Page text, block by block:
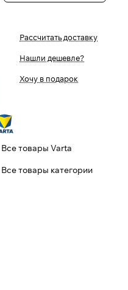
Рассчитать доставку
Нашли дешевле?
Хочу в подарок
Все товары Varta
Все товары категории